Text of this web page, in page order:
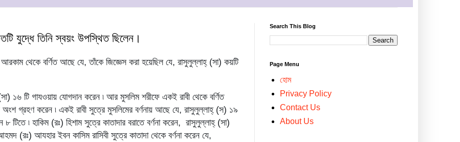
যুদ্ধে তিনি স্বয়ং উপস্থিত ছিলেন।
থেকে বর্ণিত আছে যে, তাঁকে জিজ্ঞেস করা হয়েছিল যে, রাসুলুল্লাহ্ (সা) কয়টি
১৬ টি গাযওয়ায় যোগদান করেন ৷ আর মুসলিম শরীফে একই রাবী থেকে বর্ণিত
গ্রহণ করেন ৷ একই রাবী সুত্রে মুসলিমের বর্ণনায় আছে যে, রাসুলুল্লাহ্ (স) ১৯
৷ হাকিম (রঃ) হিশাম সুত্রে কাতাদার বরাতে বর্ণনা করেন, রাসুলুল্লাহ্ (সা)
(রঃ) আযহার ইবন কাসিম রাসিবী সুত্রে কাতাদা থেকে বর্ণনা করেন যে,
Search This Blog
Page Menu
হোম
Privacy Policy
Contact Us
About Us